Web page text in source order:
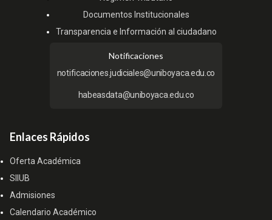
Documentos Institucionales
Transparencia e Información al ciudadano
Notificaciones
notificaciones.judiciales@uniboyaca.edu.co
habeasdata@uniboyaca.edu.co
Enlaces Rápidos
Oferta Académica
SIIUB
Admisiones
Calendario Académico